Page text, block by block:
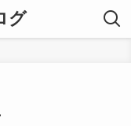
グ